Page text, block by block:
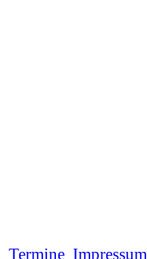
Termine Impressum